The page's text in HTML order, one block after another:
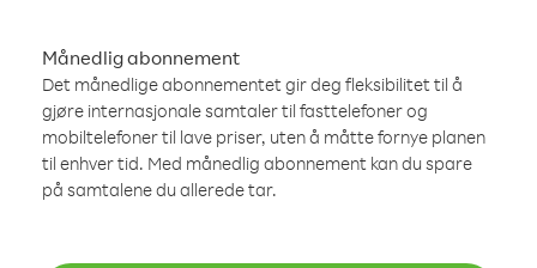
Månedlig abonnement
Det månedlige abonnementet gir deg fleksibilitet til å
gjøre internasjonale samtaler til fasttelefoner og
mobiltelefoner til lave priser, uten å måtte fornye planen
til enhver tid. Med månedlig abonnement kan du spare
på samtalene du allerede tar.